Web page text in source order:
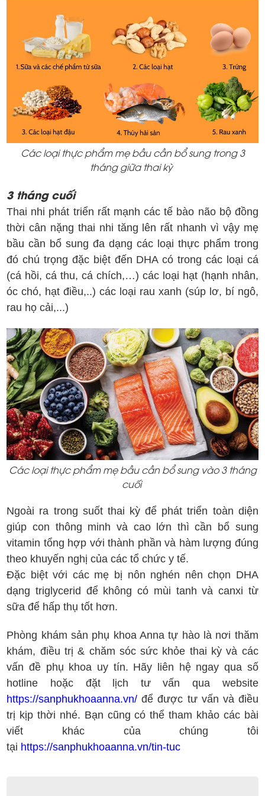
Các loại thực phẩm mẹ bầu cần bổ sung trong 3
tháng giữa thai kỳ
3 tháng cuối
Thai nhi phát triển rất mạnh các tế bào não bộ đồng
thời cân nặng thai nhi tăng lên rất nhanh vì vậy mẹ
bầu cần bổ sung đa dạng các loại thực phẩm trong
đó chú trọng đặc biệt đến DHA có trong các loại cá
(cá hồi, cá thu, cá chích,…) các loại hạt (hạnh nhân,
óc chó, hạt điều,..) các loại rau xanh (súp lơ, bí ngô,
rau họ cải,...)
Các loại thực phẩm mẹ bầu cần bổ sung vào 3 tháng
cuối
Ngoài ra trong suốt thai kỳ để phát triển toàn diện
giúp con thông minh và cao lớn thì cần bổ sung
vitamin tổng hợp với thành phần và hàm lượng đúng
theo khuyến nghị của các tổ chức y tế.
Đặc biệt với các mẹ bị nôn nghén nên chọn DHA
dạng triglycerid để không có mùi tanh và canxi từ
sữa để hấp thụ tốt hơn.
Phòng khám sản phụ khoa Anna tự hào là nơi thăm
khám, điều trị & chăm sóc sức khỏe thai kỳ và các
vấn đề phụ khoa uy tín. Hãy liên hệ ngay qua số
hotline hoặc đặt lịch tư vấn qua website
https://sanphukhoaanna.vn/ để được tư vấn và điều
trị kịp thời nhé. Bạn cũng có thể tham khảo các bài
viết khác của chúng tôi
tại https://sanphukhoaanna.vn/tin-tuc